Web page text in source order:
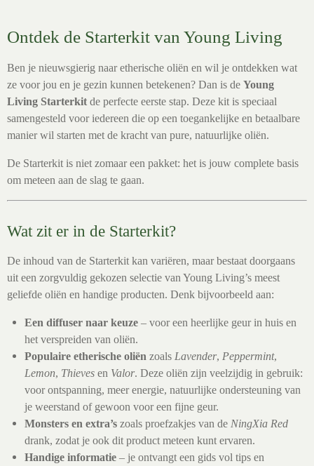
Ontdek de Starterkit van Young Living
Ben je nieuwsgierig naar etherische oliën en wil je ontdekken wat
ze voor jou en je gezin kunnen betekenen? Dan is de Young
Living Starterkit de perfecte eerste stap. Deze kit is speciaal
samengesteld voor iedereen die op een toegankelijke en betaalbare
manier wil starten met de kracht van pure, natuurlijke oliën.
De Starterkit is niet zomaar een pakket: het is jouw complete basis
om meteen aan de slag te gaan.
Wat zit er in de Starterkit?
De inhoud van de Starterkit kan variëren, maar bestaat doorgaans
uit een zorgvuldig gekozen selectie van Young Living’s meest
geliefde oliën en handige producten. Denk bijvoorbeeld aan:
Een diffuser naar keuze– voor een heerlijke geur in huis en
het verspreiden van oliën.
Populaire etherische oliënzoals Lavender, Peppermint,
Lemon, Thievesen Valor. Deze oliën zijn veelzijdig in gebruik:
voor ontspanning, meer energie, natuurlijke ondersteuning van
je weerstand of gewoon voor een fijne geur.
Monsters en extra’szoals proefzakjes van de NingXia Red
drank, zodat je ook dit product meteen kunt ervaren.
Handige informatie– je ontvangt een gids vol tips en